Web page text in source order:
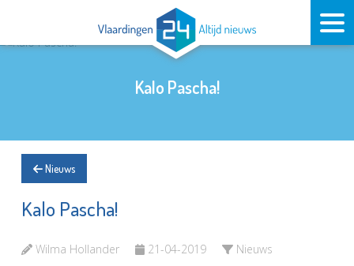
Kalo Pascha!
Nieuws
Kalo Pascha!
Wilma Hollander 21-04-2019 Nieuws